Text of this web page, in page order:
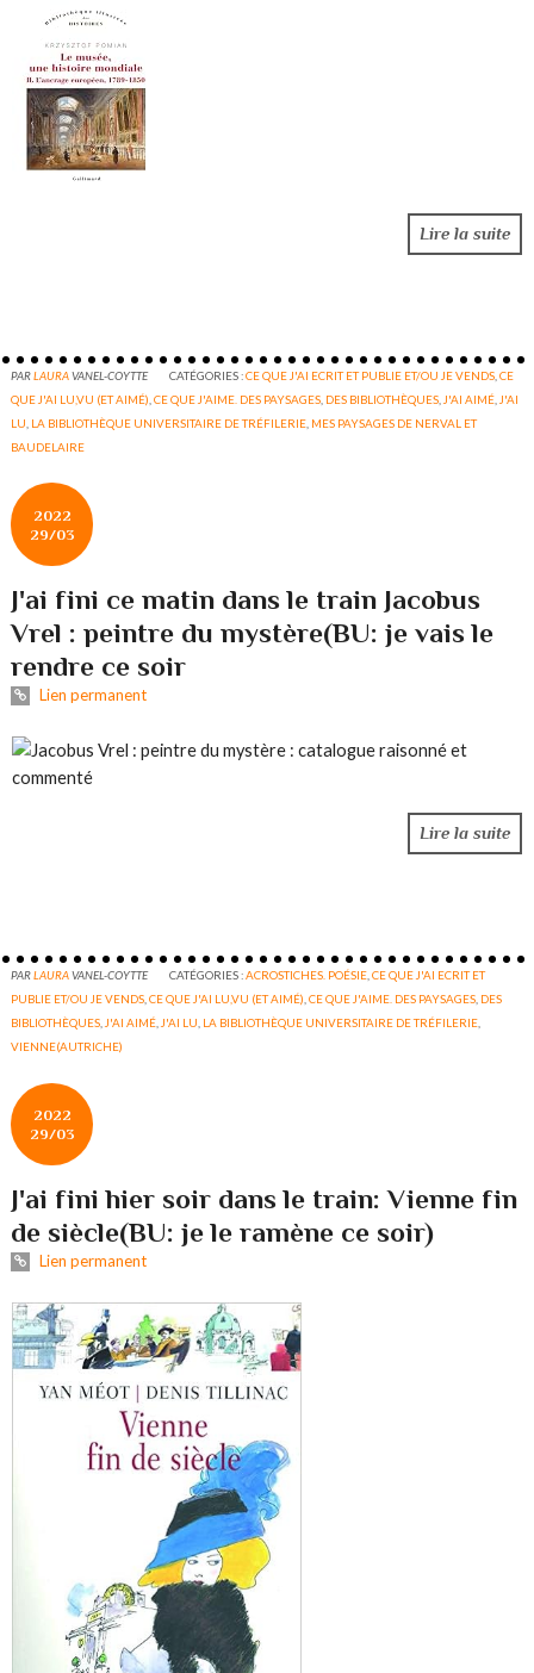
Lire la suite
PARLAURAVANEL-COYTTE CATÉGORIES :CE QUE J'AI ECRIT ET PUBLIE ET/OU JE VENDS ,CE
QUE J'AI LU,VU (ET AIMÉ) ,CE QUE J'AIME. DES PAYSAGES DES BIBLIOTHÈQUES J'AI AIMÉ J'AI
LU LA BIBLIOTHÈQUE UNIVERSITAIRE DE TRÉFILERIE MES PAYSAGES DE NERVAL ET
BAUDELAIRE
2022
29/03
J'ai fini ce matin dans le train Jacobus
Vrel : peintre du mystère(BU: je vais le
rendre ce soir
Lien permanent
Lire la suite
PARLAURAVANEL-COYTTE CATÉGORIES :ACROSTICHES. POÉSIE ,CE QUE J'AI ECRIT ET
PUBLIE ET/OU JE VENDS ,CE QUE J'AI LU,VU (ET AIMÉ) ,CE QUE J'AIME. DES PAYSAGES DES
BIBLIOTHÈQUES J'AI AIMÉ J'AI LU LA BIBLIOTHÈQUE UNIVERSITAIRE DE TRÉFILERIE
VIENNE(AUTRICHE)
2022
29/03
J'ai fini hier soir dans le train: Vienne fin
de siècle(BU: je le ramène ce soir)
Lien permanent